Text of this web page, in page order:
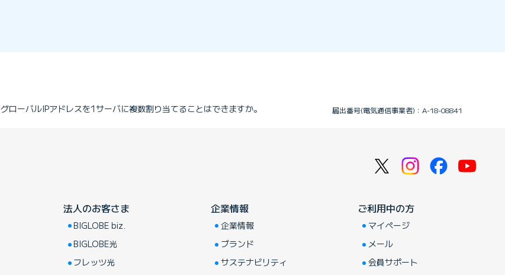
グローバルIPアドレスを1サーバに複数割り当てることはできますか。 届出番号(電気通信事業者)：A-18-08841
法人のお客さま
BIGLOBE biz.
BIGLOBE光
フレッツ光
企業情報
企業情報
ブランド
サステナビリティ
ご利用中の方
マイページ
メール
会員サポート